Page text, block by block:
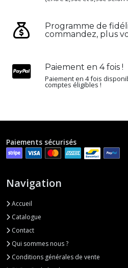
Programme de
commandez, plus
Paiement en 4 fois !
Paiement en 4 fois
comptes éligibles !
Paiements sécurisés
Navigation
Accueil
Catalogue
Contact
Qui sommes nous ?
Conditions générales de vente